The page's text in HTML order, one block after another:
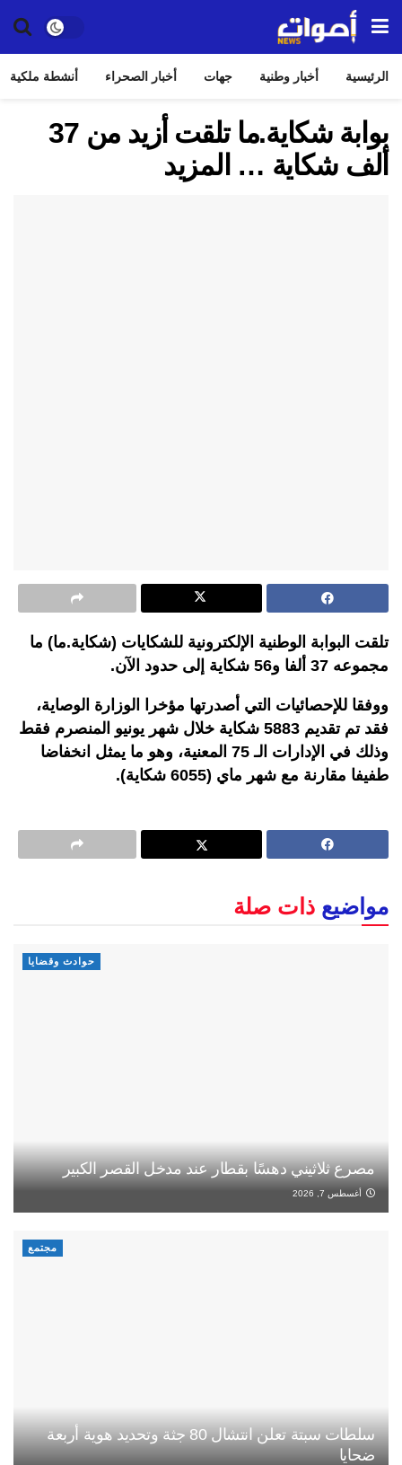
الرئيسية أخبار وطنية جهات أخبار الصحراء أنشطة ملكية
بوابة شكاية.ما تلقت أزيد من 37
ألف شكاية … المزيد
تلقت البوابة الوطنية الإلكترونية للشكايات (شكاية.ما) ما
مجموعه 37 ألفا و56 شكاية إلى حدود الآن.
ووفقا للإحصائيات التي أصدرتها مؤخرا الوزارة الوصاية،
فقد تم تقديم 5883 شكاية خلال شهر يونيو المنصرم فقط
وذلك في الإدارات الـ 75 المعنية، وهو ما يمثل انخفاضا
طفيفا مقارنة مع شهر ماي (6055 شكاية).
مواضيع ذات صلة
حوادث وقضايا
مصرع ثلاثيني دهسًا بقطار عند مدخل القصر الكبير
أغسطس 7, 2026
مجتمع
سلطات سبتة تعلن انتشال 80 جثة وتحديد هوية أربعة
ضحايا